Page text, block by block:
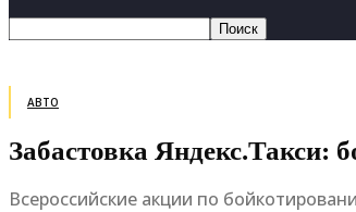
АВТО
Забастовка Яндекс.Такси:
Всероссийские акции по